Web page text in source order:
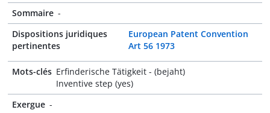
Sommaire -
Dispositions juridiques
pertinentes
European Patent Convention
Art 56 1973
Mots-clés Erfinderische Tätigkeit - (bejaht)
Inventive step (yes)
Exergue -